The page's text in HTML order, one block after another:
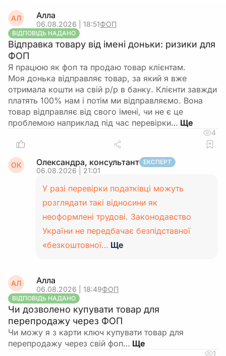
АЛ Алла
06.08.2026 | 18:51ФОП
ВІДПОВІДЬ НАДАНО
Відправка товару від імені доньки: ризики для
ФОП
Я працюю як фоп та продаю товар клієнтам.
Моя донька відправляє товар, за який я вже
отримала кошти на свій р/р в банку. Клієнти завжди
платять 100% нам і потім ми відправляємо. Вона
товар відправляє від свого імені, чи не є це
проблемою наприклад під час перевірки…
4
ОК Олександра, консультант ЕКСПЕРТ
06.08.2026 | 21:01
У разі перевірки податківці можуть
розглядати такі відносини як
неоформлені трудові. Законодавство
України не передбачає безпідставної
«безкоштовної… Ще
АЛ Алла
06.08.2026 | 18:49ФОП
ВІДПОВІДЬ НАДАНО
Чи дозволено купувати товар для
перепродажу через ФОП
Чи можу я з карти ключ купувати товар для
перепродажу через свій фоп…
1